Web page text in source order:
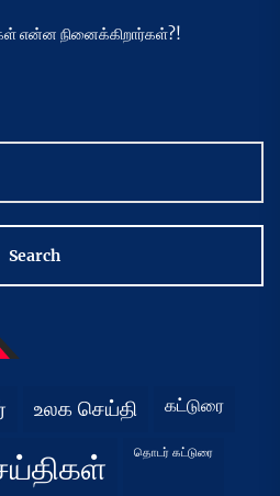
என்ன நினைக்கிறார்கள்?!
உலக செய்தி கட்டுரை
செய்திகள் தொடர் கட்டுரை